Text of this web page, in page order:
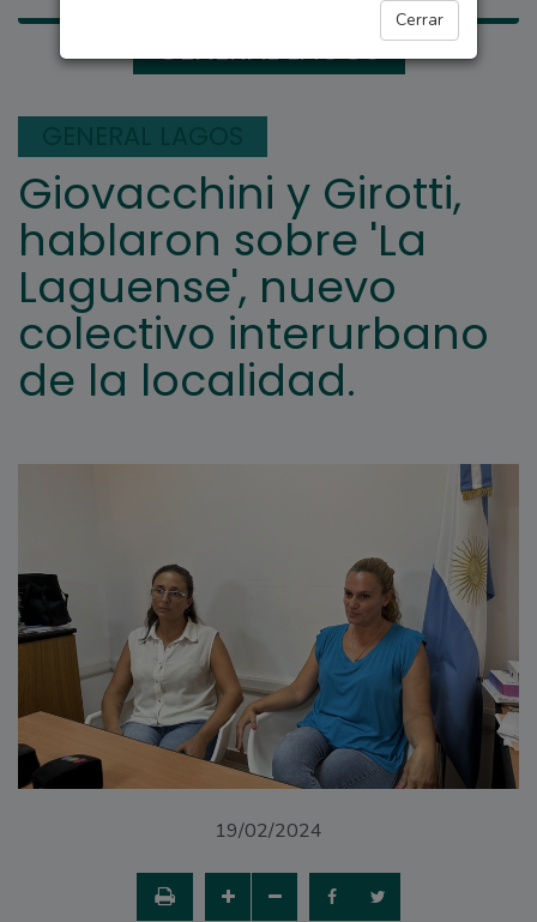
Cerrar
GENERAL LAGOS
Giovacchini y Girotti,
hablaron sobre 'La
Laguense', nuevo
colectivo interurbano
de la localidad.
19/02/2024